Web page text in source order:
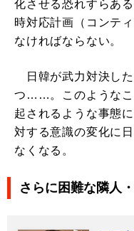
化させる恐れすらあ
時対応計画（コンテ
なければならない。
日韓が武力対決し
つ……。このようなこ
起されるような事態
対する意識の変化に
なくなる。
さらに困難な隣人